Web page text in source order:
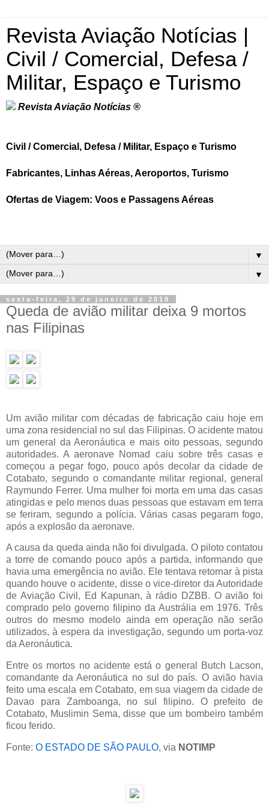
Revista Aviação Notícias |
Civil / Comercial, Defesa /
Militar, Espaço e Turismo
Revista Aviação Notícias ®
Civil / Comercial, Defesa / Militar, Espaço e Turismo
Fabricantes, Linhas Aéreas, Aeroportos, Turismo
Ofertas de Viagem: Voos e Passagens Aéreas
▼
▼
sexta-feira, 29 de janeiro de 2010
Queda de avião militar deixa 9 mortos
nas Filipinas
Um avião militar com décadas de fabricação caiu hoje em
uma zona residencial no sul das Filipinas. O acidente matou
um general da Aeronáutica e mais oito pessoas, segundo
autoridades. A aeronave Nomad caiu sobre três casas e
começou a pegar fogo, pouco após decolar da cidade de
Cotabato, segundo o comandante militar regional, general
Raymundo Ferrer. Uma mulher foi morta em uma das casas
atingidas e pelo menos duas pessoas que estavam em terra
se feriram, segundo a polícia. Várias casas pegaram fogo,
após a explosão da aeronave.
A causa da queda ainda não foi divulgada. O piloto contatou
a torre de comando pouco após a partida, informando que
havia uma emergência no avião. Ele tentava retornar à pista
quando houve o acidente, disse o vice-diretor da Autoridade
de Aviação Civil, Ed Kapunan, à rádio DZBB. O avião foi
comprado pelo governo filipino da Austrália em 1976. Três
outros do mesmo modelo ainda em operação não serão
utilizados, à espera da investigação, segundo um porta-voz
da Aeronáutica.
Entre os mortos no acidente está o general Butch Lacson,
comandante da Aeronáutica no sul do país. O avião havia
feito uma escala em Cotabato, em sua viagem da cidade de
Davao para Zamboanga, no sul filipino. O prefeito de
Cotabato, Muslimin Sema, disse que um bombeiro também
ficou ferido.
Fonte: O ESTADO DE SÃO PAULO, via NOTIMP